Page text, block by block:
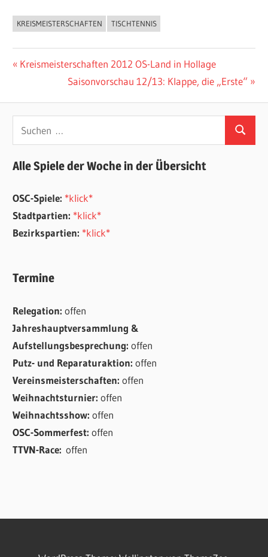
ALLGEMEIN
KREISMEISTERSCHAFTEN TISCHTENNIS
Beitragsnavigation
Vorheriger
Kreismeisterschaften 2012 OS-Land in Hollage
Nächster
Saisonvorschau 12/13: Klappe, die „Erste“
Suchen
Alle Spiele der Woche in der Übersicht
OSC-Spiele: *klick*
Stadtpartien: *klick*
Bezirkspartien: *klick*
Termine
Relegation:offen
Jahreshauptversammlung &
Aufstellungsbesprechung:offen
Putz- und Reparaturaktion:offen
Vereinsmeisterschaften:offen
Weihnachtsturnier:offen
Weihnachtsshow:offen
OSC-Sommerfest:offen
TTVN-Race:offen